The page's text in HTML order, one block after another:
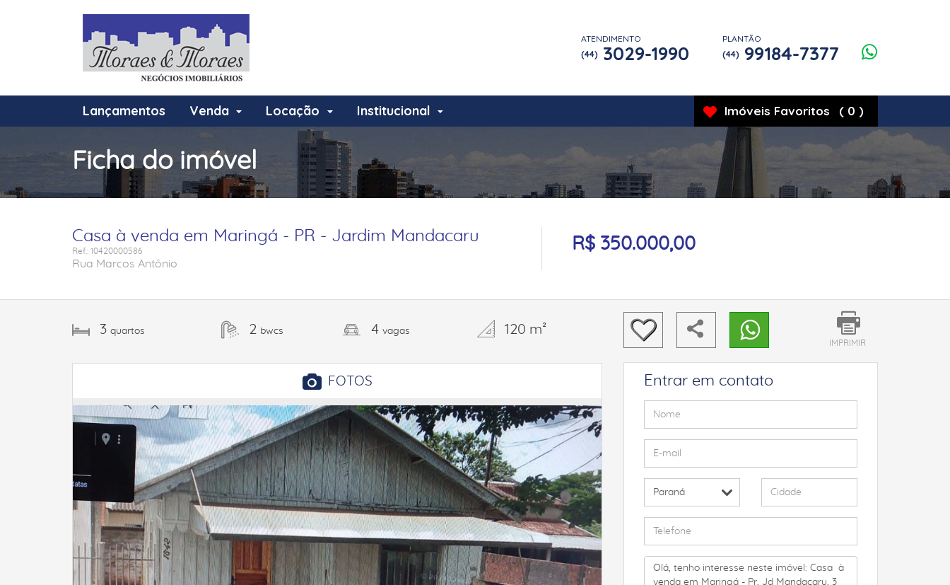
ATENDIMENTO
(44) 3029-1990
PLANTÃO
(44) 99184-7377
Lançamentos Venda Locação Institucional Imóveis Favoritos ( 0 )
Ficha do imóvel
Casa à venda em Maringá - PR - Jardim Mandacaru
Ref.: 10420000586
Rua Marcos Antônio
R$ 350.000,00
3 quartos 2 bwcs 4 vagas 120 m²
FOTOS
IMPRIMIR
Entrar em contato